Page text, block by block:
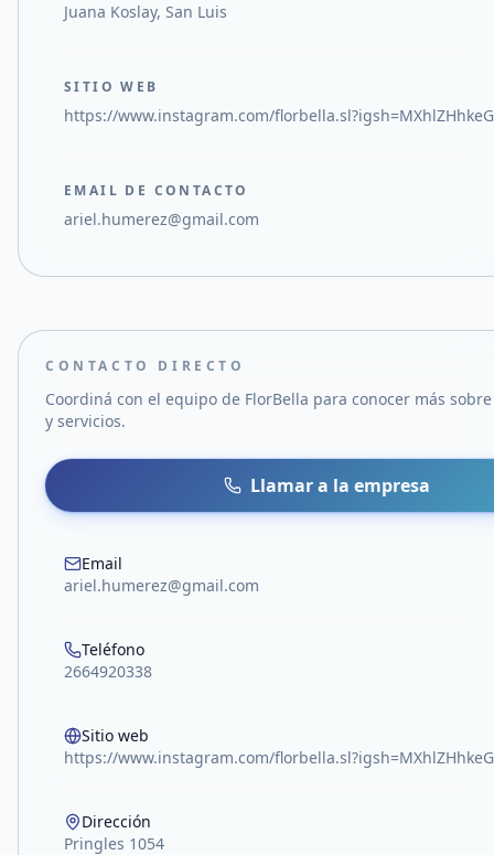
Juana Koslay, San Luis
SITIO WEB
https://www.instagram.com/
EMAIL DE CONTACTO
ariel.humerez@gmail.com
CONTACTO DIRECTO
Coordiná con el equipo de FlorBella para conocer más
y servicios.
Llamar a la empresa
Email
ariel.humerez@gmail.com
Teléfono
2664920338
Sitio web
https://www.instagram.com/
Dirección
Pringles 1054